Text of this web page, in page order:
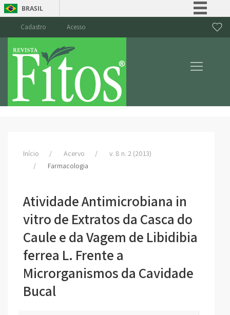
BRASIL
Canais
Cadastro Acesso
Início Acervo
v. 8 n. 2 (2013)
Farmacologia
Atividade Antimicrobiana in
vitro de Extratos da Casca do
Caule e da Vagem de Libidibia
ferrea L. Frente a
Microrganismos da Cavidade
Bucal